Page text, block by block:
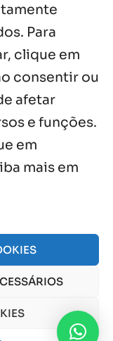
Para
clique em
consentir ou
afetar
e funções.
em
mais em
|
Aviso de Cookies